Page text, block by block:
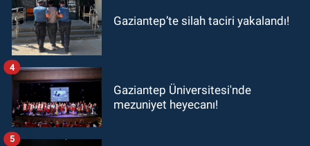
Gaziantep’te silah taciri yakalandı!
Gaziantep Üniversitesi'nde
mezuniyet heyecanı!
4
5